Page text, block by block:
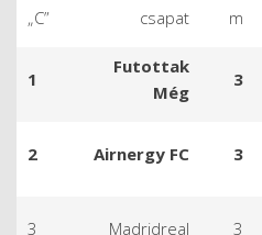
„C”
csapat m
1
Futottak
Még
3
2 Airnergy FC 3
3 Madridreal 3